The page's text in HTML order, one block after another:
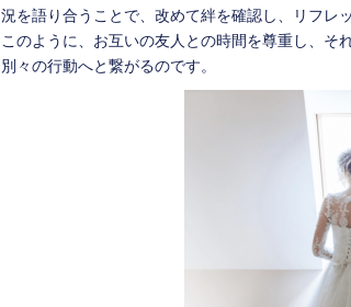
況を語り合うことで、改めて絆を確認し、リフレ
このように、お互いの友人との時間を尊重し、そ
別々の行動へと繋がるのです。